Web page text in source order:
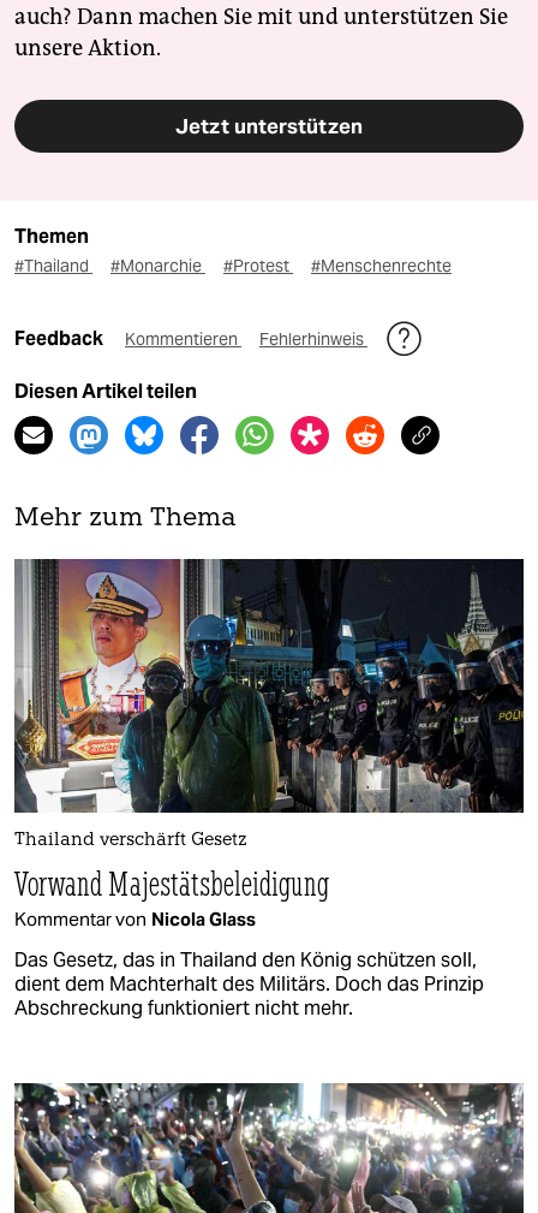
auch? Dann machen Sie mit und unterstützen Sie
unsere Aktion.
Jetzt unterstützen
Themen
#Thailand #Monarchie #Protest #Menschenrechte
Feedback Kommentieren Fehlerhinweis
Diesen Artikel teilen
Mehr zum Thema
Thailand verschärft Gesetz
Vorwand Majestätsbeleidigung
Kommentar von Nicola Glass
Das Gesetz, das in Thailand den König schützen soll,
dient dem Machterhalt des Militärs. Doch das Prinzip
Abschreckung funktioniert nicht mehr.